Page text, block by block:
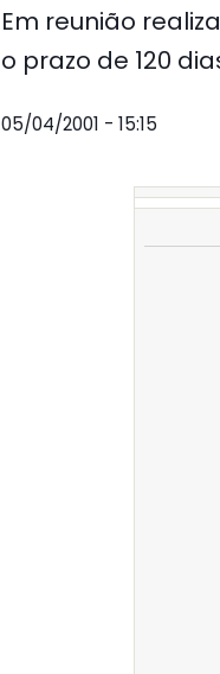
Em reunião
o prazo de 120
05/04/2001 - 15:15